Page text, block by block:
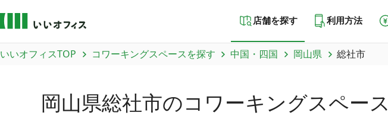
店舗を探す 利用方法
いいオフィスTOP コワーキングスペースを探す 中国・四国 岡山県 総社市
岡山県総社市のコワーキングスペース